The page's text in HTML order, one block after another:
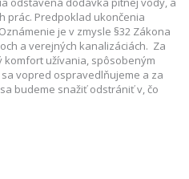
prác. Predpoklad ukončenia
je v zmysle §32 Zákona
a verejných kanalizáciách. Za
užívania, spôsobeným
vopred ospravedlňujeme a za
budeme snažiť odstrániť v, čo